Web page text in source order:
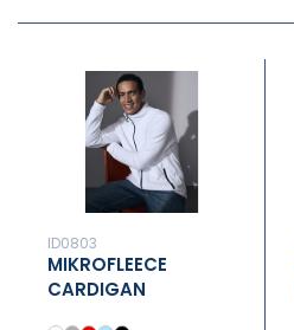
ID0803
MIKROFLEECE
CARDIGAN